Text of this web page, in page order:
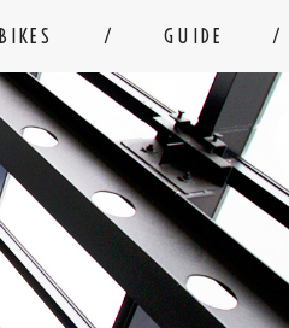
BIKES GUIDE